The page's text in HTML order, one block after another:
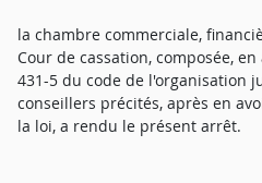
la chambre commerciale,
Cour de cassation, composée,
431-5 du code de l'organisation
conseillers précités, après en
la loi, a rendu le présent arrêt.